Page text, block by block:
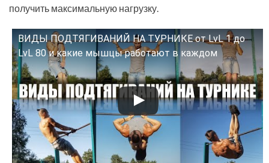
получить максимальную нагрузку.
ВИДЫ ПОДТЯГИВАНИЙ НА ТУРНИКЕ от LvL 1 до
LvL 80 и какие мышцы работают в каждом
Смотрите это видео на YouTube